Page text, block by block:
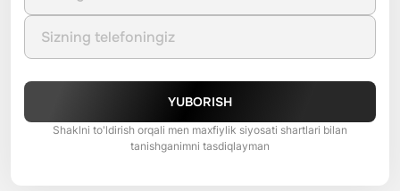
YUBORISH
Shaklni to'ldirish orqali men maxfiylik siyosati shartlari bilan
tanishganimni tasdiqlayman